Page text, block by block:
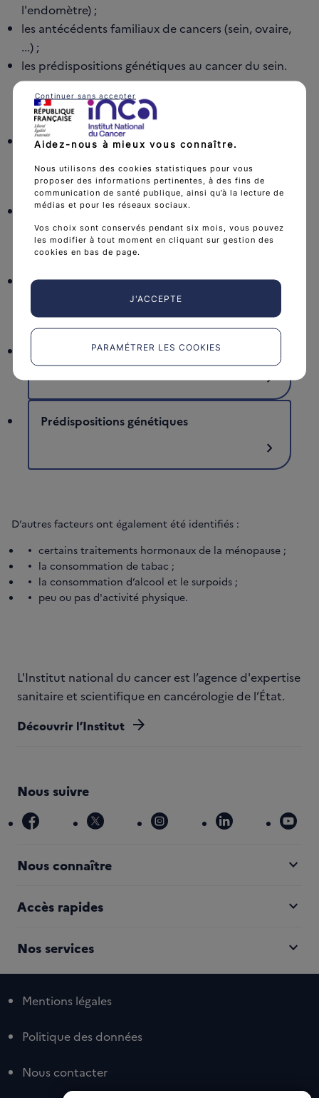
l'endomètre) ;
les antécédents familiaux de cancers (sein, ovaire,
...) ;
les prédispositions génétiques au cancer du sein.
Tabac, alcool et surpoids
Âge
chevron_right
Antécédents familiaux
Antécédents personnels
chevron_right
Prédispositions génétiques
chevron_right
D’autres facteurs ont également été identifiés :
certains traitements hormonaux de la ménopause ;
la consommation de tabac ;
la consommation d’alcool et le surpoids ;
peu ou pas d'activité physique.
L'Institut national du cancer est l’agence d'expertise
sanitaire et scientifique en cancérologie de l’État.
Découvrir l’Institut arrow_forward
Nous suivre
facebook x instagram linkedin
Nous connaître expand_more
Accès rapides expand_more
Nos services expand_more
Mentions légales
Politique des données
Nous contacter
Aidez-nous à mieux vous connaître.
Nous utilisons des cookies statistiques pour vous
proposer des informations pertinentes, à des fins de
communication de santé publique, ainsi qu’à la lecture de
médias et pour les réseaux sociaux.
Vos choix sont conservés pendant six mois, vous pouvez
les modifier à tout moment en cliquant sur gestion des
cookies en bas de page.
J'ACCEPTE
PARAMÉTRER LES COOKIES
Continuer sans accepter